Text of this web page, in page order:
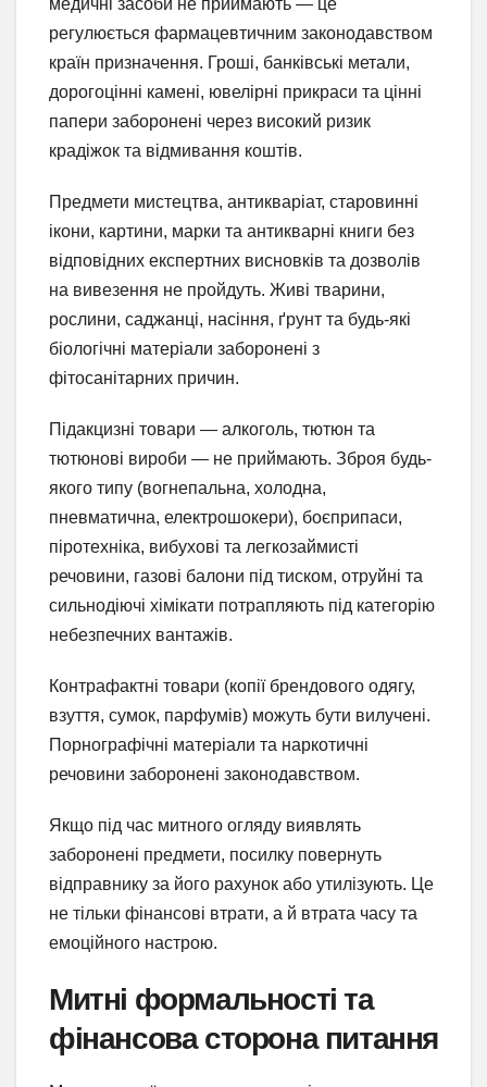
регулюється фармацевтичним законодавством
країн призначення. Гроші, банківські метали,
дорогоцінні камені, ювелірні прикраси та цінні
папери заборонені через високий ризик
крадіжок та відмивання коштів.
Предмети мистецтва, антикваріат, старовинні
ікони, картини, марки та антикварні книги без
відповідних експертних висновків та дозволів
на вивезення не пройдуть. Живі тварини,
рослини, саджанці, насіння, ґрунт та будь-які
біологічні матеріали заборонені з
фітосанітарних причин.
Підакцизні товари — алкоголь, тютюн та
тютюнові вироби — не приймають. Зброя будь-
якого типу (вогнепальна, холодна,
пневматична, електрошокери), боєприпаси,
піротехніка, вибухові та легкозаймисті
речовини, газові балони під тиском, отруйні та
сильнодіючі хімікати потрапляють під категорію
небезпечних вантажів.
Контрафактні товари (копії брендового одягу,
взуття, сумок, парфумів) можуть бути вилучені.
Порнографічні матеріали та наркотичні
речовини заборонені законодавством.
Якщо під час митного огляду виявлять
заборонені предмети, посилку повернуть
відправнику за його рахунок або утилізують. Це
не тільки фінансові втрати, а й втрата часу та
емоційного настрою.
Митні формальності та
фінансова сторона питання